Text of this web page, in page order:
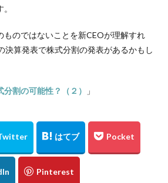
ものではないことを新CEOが理解すれ
決算発表で株式分割の発表があるかもし
割の可能性？（２） 」